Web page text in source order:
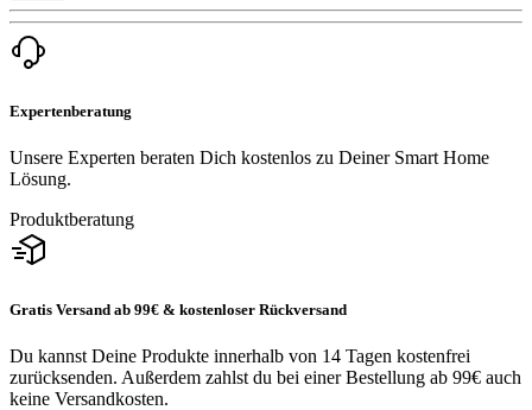
Expertenberatung
Unsere Experten beraten Dich kostenlos zu Deiner Smart Home
Lösung.
Produktberatung
Gratis Versand ab 99€ & kostenloser Rückversand
Du kannst Deine Produkte innerhalb von 14 Tagen kostenfrei
zurücksenden. Außerdem zahlst du bei einer Bestellung ab 99€ auch
keine Versandkosten.